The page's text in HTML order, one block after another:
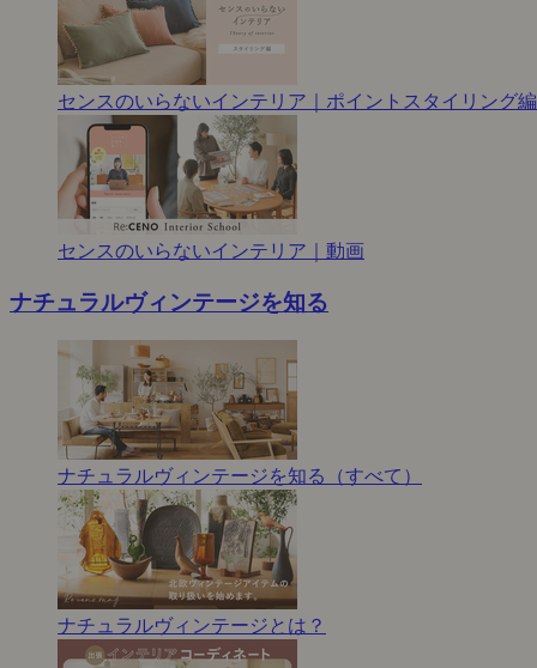
センスのいらないインテリア｜ポイントスタイリング編
センスのいらないインテリア｜動画
ナチュラルヴィンテージを知る
ナチュラルヴィンテージを知る（すべて）
ナチュラルヴィンテージとは？